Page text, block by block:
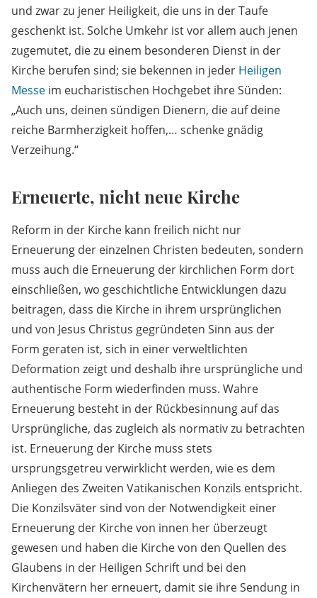
und zwar zu jener Heiligkeit, die uns in der Taufe
geschenkt ist. Solche Umkehr ist vor allem auch jenen
zugemutet, die zu einem besonderen Dienst in der
Kirche berufen sind; sie bekennen in jeder Heiligen
Messe im eucharistischen Hochgebet ihre Sünden:
„Auch uns, deinen sündigen Dienern, die auf deine
reiche Barmherzigkeit hoffen,… schenke gnädig
Verzeihung.“
Erneuerte, nicht neue Kirche
Reform in der Kirche kann freilich nicht nur
Erneuerung der einzelnen Christen bedeuten, sondern
muss auch die Erneuerung der kirchlichen Form dort
einschließen, wo geschichtliche Entwicklungen dazu
beitragen, dass die Kirche in ihrem ursprünglichen
und von Jesus Christus gegründeten Sinn aus der
Form geraten ist, sich in einer verweltlichten
Deformation zeigt und deshalb ihre ursprüngliche und
authentische Form wiederfinden muss. Wahre
Erneuerung besteht in der Rückbesinnung auf das
Ursprüngliche, das zugleich als normativ zu betrachten
ist. Erneuerung der Kirche muss stets
ursprungsgetreu verwirklicht werden, wie es dem
Anliegen des Zweiten Vatikanischen Konzils entspricht.
Die Konzilsväter sind von der Notwendigkeit einer
Erneuerung der Kirche von innen her überzeugt
gewesen und haben die Kirche von den Quellen des
Glaubens in der Heiligen Schrift und bei den
Kirchenvätern her erneuert, damit sie ihre Sendung in